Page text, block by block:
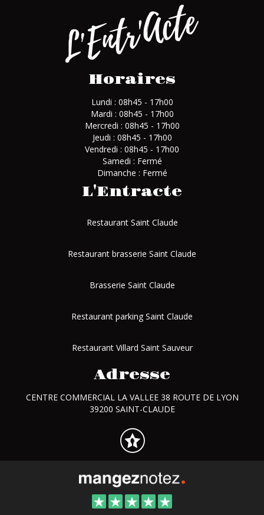
Horaires
Lundi : 08h45 - 17h00
Mardi : 08h45 - 17h00
Mercredi : 08h45 - 17h00
Jeudi : 08h45 - 17h00
Vendredi : 08h45 - 17h00
Samedi : Fermé
Dimanche : Fermé
L'Entracte
Restaurant Saint Claude
Restaurant brasserie Saint Claude
Brasserie Saint Claude
Restaurant parking Saint Claude
Restaurant Villard Saint Sauveur
Adresse
CENTRE COMMERCIAL LA VALLEE 38 ROUTE DE LYON
39200 SAINT-CLAUDE